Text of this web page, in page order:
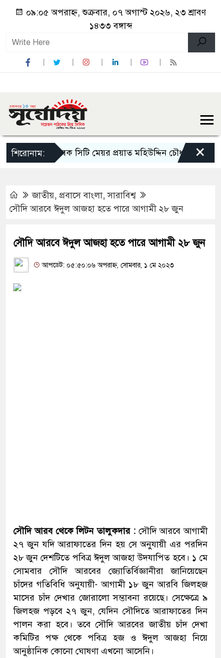
০৯:০৫ অপরাহ্ন, শুক্রবার, ০৭ অগাস্ট ২০২৬, ২৩ শ্রাবণ
১৪৩৩ বঙ্গাব্দ
শিরোনাম:সাবেক সিটি মেয়র প্রয়াত মহিউদ্দিন চৌধুরীর চশমা
×
জাতীয়, প্রবাসে বাংলা,সারাবিশ্ব
সৌদি আরবে ঈদুল আজহা হতে পারে আগামী ২৮ জুন
সৌদি আরবে ঈদুল আজহা হতে পারে আগামী ২৮ জুন
আপডেট: ০৫:৫০:০৬ অপরাহ্ন, সোমবার, ১ মে ২০২৩
সৌদি আরব থেকে লিটন তালুকদার :সৌদি আরবে আগামী
২৭ জুন যদি আরাফাতের দিন হয় সে অনুযায়ী এর পরদিন
২৮ জুন দেশটিতে পবিত্র ঈদুল আজহা উদযাপিত হবে। ১ মে
সোমবার সৌদি আরবের জ্যোতির্বিজ্ঞানীরা জানিয়েছেন
চাঁদের গতিবিধি অনুযায়ী- আগামী ১৮ জুন আরবি জিলহজ
মাসের চাঁদ দেখার জোরালো সম্ভাবনা রয়েছে। সেক্ষেত্রে ৯
জিলহজ পড়বে ২৭ জুন, যেদিন সৌদিতে আরাফাতের দিন
পালন করা হবে। তবে সৌদি আরবের জাতীয় চাঁদ দেখা
কমিটির পক্ষ থেকে পবিত্র হজ ও ঈদুল আজহা নিয়ে
আনুষ্ঠানিক কোনো ঘোষণা এখনো আসেনি।